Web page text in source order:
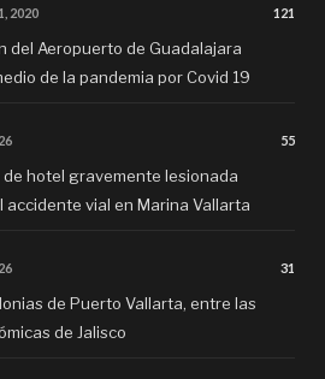
2020 121
del Aeropuerto de Guadalajara
de la pandemia por Covid 19
55
de hotel gravemente lesionada
accidente vial en Marina Vallarta
31
de Puerto Vallarta, entre las
de Jalisco